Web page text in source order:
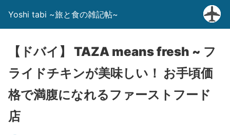
Yoshi tabi ~旅と食の雑記帖~
【ドバイ】 TAZA means fresh ~ フ
ライドチキンが美味しい！ お手頃価
格で満腹になれるファーストフード
店